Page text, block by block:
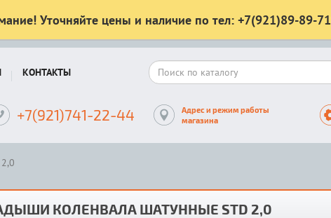
Уточняйте цены и наличие по тел: +7(921)89-89-
КОНТАКТЫ
+7(921)741-22-44
Адрес и режим работы
магазина
КОЛЕНВАЛА ШАТУННЫЕ STD 2,0